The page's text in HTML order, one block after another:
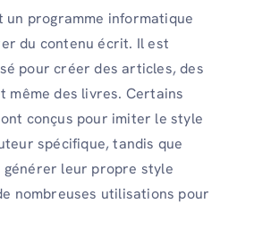
un programme informatique
du contenu écrit. Il est
pour créer des articles, des
même des livres. Certains
conçus pour imiter le style
spécifique, tandis que
générer leur propre style
nombreuses utilisations pour